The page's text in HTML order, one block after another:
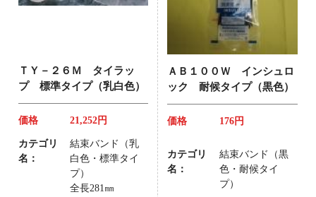
ＴＹ－２６Ｍ タイラッ
プ 標準タイプ（乳白色）
価格 21,252円
カテゴリ
名：
結束バンド（乳
白色・標準タイ
プ）
全長281㎜
ＡＢ１００Ｗ インシュロ
ック 耐候タイプ（黒色）
価格 176円
カテゴリ
名：
結束バンド（黒
色・耐候タイ
プ）